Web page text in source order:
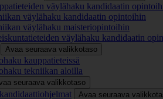
väylähaku kandidaatin
väylähaku kandidaatin opintoihin
väylähaku maisteriopintoihin
väylähaku kandidaatin
Avaa seuraava valikkotaso
kauppatieteissä
tekniikan aloilla
seuraava valikkotaso
Avaa seuraava